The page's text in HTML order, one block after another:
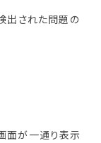
出された問題の
面が一通り表示